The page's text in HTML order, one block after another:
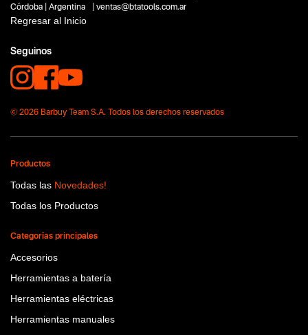
Córdoba | Argentina | ventas@btatools.com.ar
Regresar al Inicio
Seguinos
© 2026 Barbuy Team S.A. Todos los derechos reservados
Productos
Todas las Novedades!
Todas los Productos
Categorías principales
Accesorios
Herramientas a batería
Herramientas eléctricas
Herramientas manuales